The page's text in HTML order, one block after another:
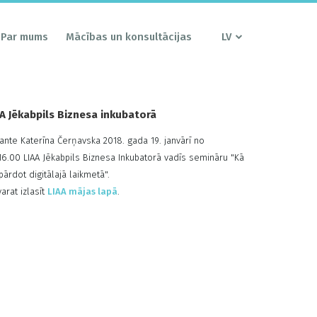
Par mums Mācības un konsultācijas LV
Jēkabpils Biznesa inkubatorā
Katerīna Čerņavska 2018. gada 19. janvārī no
LIAA Jēkabpils Biznesa Inkubatorā vadīs semināru "Kā
digitālajā laikmetā".
izlasīt LIAA mājas lapā.